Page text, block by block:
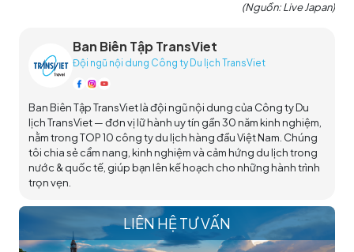
(Nguồn: Live Japan)
Ban Biên Tập TransViet
Đội ngũ nội dung Công ty Du lịch TransViet
Ban Biên Tập TransViet là đội ngũ nội dung của Công ty Du
lịch TransViet — đơn vị lữ hành uy tín gần 30 năm kinh nghiệm,
nằm trong TOP 10 công ty du lịch hàng đầu Việt Nam. Chúng
tôi chia sẻ cẩm nang, kinh nghiệm và cảm hứng du lịch trong
nước & quốc tế, giúp bạn lên kế hoạch cho những hành trình
trọn vẹn.
LIÊN HỆ TƯ VẤN